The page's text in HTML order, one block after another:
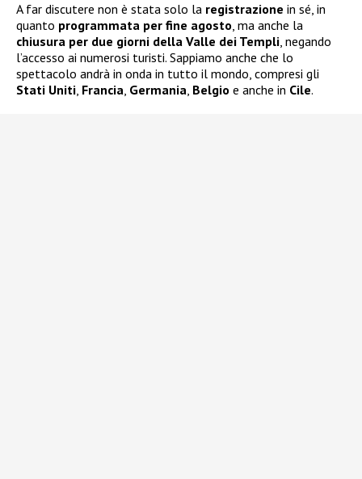
A far discutere non è stata solo la registrazione in sé, in
quanto programmata per fine agosto, ma anche la
chiusura per due giorni della Valle dei Templi, negando
l’accesso ai numerosi turisti. Sappiamo anche che lo
spettacolo andrà in onda in tutto il mondo, compresi gli
Stati Uniti, Francia, Germania, Belgio e anche in Cile.